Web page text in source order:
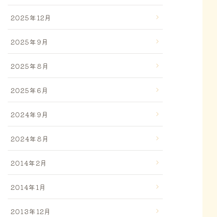
2025年12月
2025年9月
2025年8月
2025年6月
2024年9月
2024年8月
2014年2月
2014年1月
2013年12月